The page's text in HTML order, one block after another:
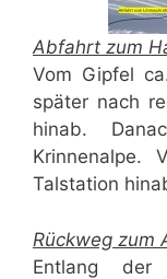
Abfahrt zum
Vom Gipfel
später nach
hinab.
Krinnenalpe.
Talstation
Rückweg zum
Entlang